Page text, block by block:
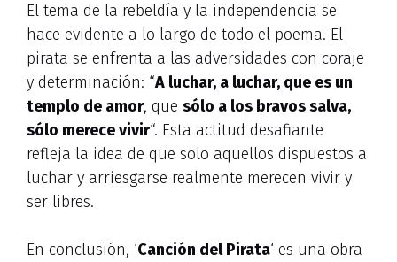
El tema de la rebeldía y la independencia se
hace evidente a lo largo de todo el poema. El
pirata se enfrenta a las adversidades con coraje
y determinación: “A luchar, a luchar, que es un
templo de amor, que sólo a los bravos salva,
sólo merece vivir“. Esta actitud desafiante
refleja la idea de que solo aquellos dispuestos a
luchar y arriesgarse realmente merecen vivir y
ser libres.
En conclusión, ‘Canción del Pirata‘ es una obra